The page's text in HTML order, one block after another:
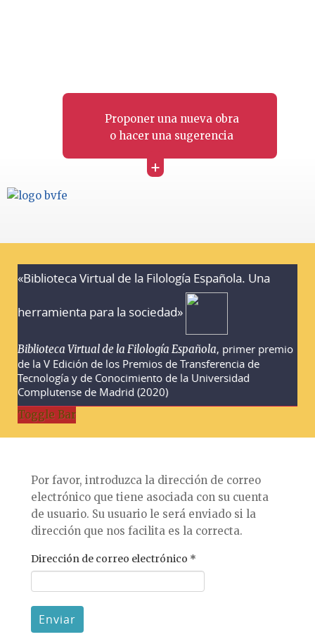
Proponer una nueva obra
o hacer una sugerencia
+
«Biblioteca Virtual de la Filología Española. Una
herramienta para la sociedad»
Biblioteca Virtual de la Filología Española, primer premio
de la V Edición de los Premios de Transferencia de
Tecnología y de Conocimiento de la Universidad
Complutense de Madrid (2020)
Toggle Bar
Por favor, introduzca la dirección de correo
electrónico que tiene asociada con su cuenta
de usuario. Su usuario le será enviado si la
dirección que nos facilita es la correcta.
Dirección de correo electrónico *
Enviar